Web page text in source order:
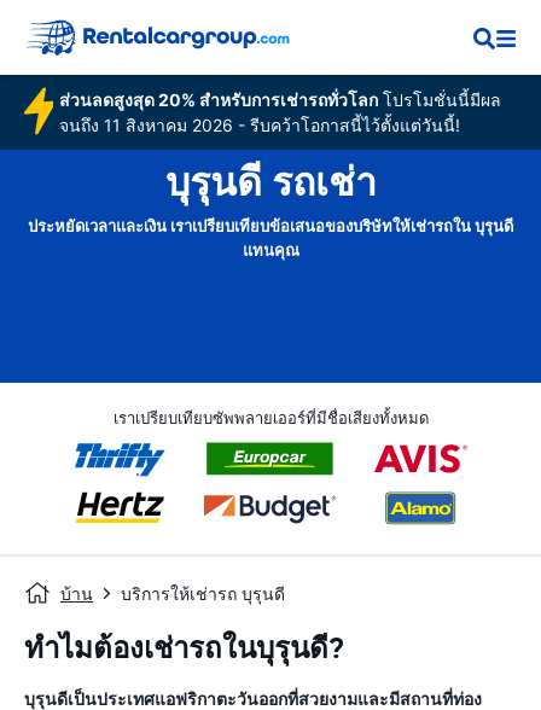
ส่วนลดสูงสุด 20% สำหรับการเช่ารถทั่วโลกโปรโมชั่นนี้มีผล
จนถึง 11 สิงหาคม 2026 - รีบคว้าโอกาสนี้ไว้ตั้งแต่วันนี้!
บุรุนดี รถเช่า
ประหยัดเวลาและเงิน เราเปรียบเทียบข้อเสนอของบริษัทให้เช่ารถใน บุรุนดี
แทนคุณ
เราเปรียบเทียบซัพพลายเออร์ที่มีชื่อเสียงทั้งหมด
บ้าน บริการให้เช่ารถ บุรุนดี
ทำไมต้องเช่ารถในบุรุนดี?
บุรุนดีเป็นประเทศแอฟริกาตะวันออกที่สวยงามและมีสถานที่ท่อง